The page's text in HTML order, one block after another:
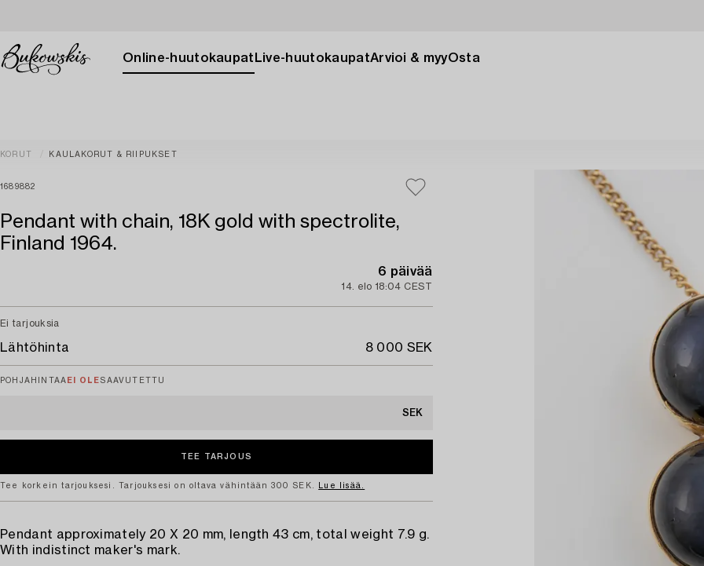
Online-huutokaupat Live-huutokaupatArvioi & myyOsta
KORUT KAULAKORUT & RIIPUKSET
1689882
Pendant with chain, 18K gold with spectrolite,
Finland 1964.
6 päivää
14. elo 18:04 CEST
Ei tarjouksia
Lähtöhinta 8 000 SEK
POHJAHINTAA EI OLE SAAVUTETTU
SEK
Tee korkein tarjouksesi. Tarjouksesi on oltava vähintään 300 SEK. Lue lisää.
Pendant approximately 20 X 20 mm, length 43 cm, total weight 7.9 g.
With indistinct maker's mark.